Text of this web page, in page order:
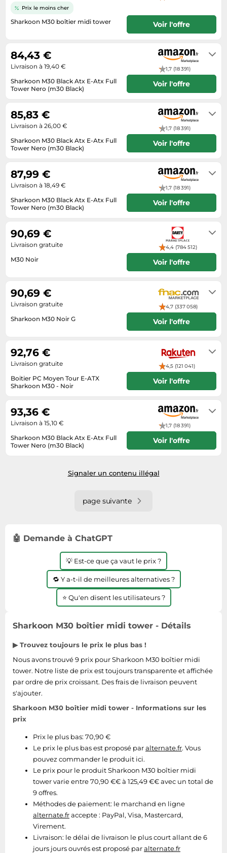
Tondeuses
Tronçonneuses
Tuyaux d'arrosage
Éclairage
Éviers
Jeux électroniques
Machines à coudre
Montres connectées
Médias
Ordinateurs portables
Photo
Plaques de cuisson
Robots de cuisine
Réfrigérateurs
Smartphones
Tablettes tactiles
Tondeuses cheveux & barbe
Télévision & vidéo
Électroménager
Vélos
Vélos biking
Équipement outdoor
Sharkoon M30 boîtier midi tower
Prix le moins cher
Voir l'offre
Sharkoon M30 Black Atx E-Atx Full
Tower Nero (m30 Black)
1,7 (18 391)
84,43 €
Livraison à 19,40 €
Voir l'offre
Sharkoon M30 Black Atx E-Atx Full
Tower Nero (m30 Black)
1,7 (18 391)
85,83 €
Livraison à 26,00 €
Voir l'offre
Sharkoon M30 Black Atx E-Atx Full
Tower Nero (m30 Black)
1,7 (18 391)
87,99 €
Livraison à 18,49 €
Voir l'offre
M30 Noir
4,4 (784 512)
90,69 €
Livraison gratuite
Voir l'offre
Sharkoon M30 Noir G
4,7 (337 058)
90,69 €
Livraison gratuite
Voir l'offre
Boitier PC Moyen Tour E-ATX
Sharkoon M30 - Noir
4,5 (121 041)
92,76 €
Livraison gratuite
Voir l'offre
Sharkoon M30 Black Atx E-Atx Full
Tower Nero (m30 Black)
1,7 (18 391)
93,36 €
Livraison à 15,10 €
Voir l'offre
page suivante
Signaler un contenu illégal
🤖 Demande à ChatGPT
💡 Est-ce que ça vaut le prix ?
🔁 Y a-t-il de meilleures alternatives ?
⭐ Qu'en disent les utilisateurs ?
Sharkoon M30 boîtier midi tower - Détails
▶ Trouvez toujours le prix le plus bas !
Nous avons trouvé 9 prix pour Sharkoon M30 boîtier midi
tower. Notre liste de prix est toujours transparente et affichée
par ordre de prix croissant. Des frais de livraison peuvent
s'ajouter.
Sharkoon M30 boîtier midi tower - Informations sur les
prix
Prix le plus bas: 70,90 €
Le prix le plus bas est proposé paralternate.fr. Vous
pouvez commander le produit ici.
Le prix pour le produit Sharkoon M30 boîtier midi
tower varie entre 70,90 €€ à 125,49 €€ avec un total de
9 offres.
Méthodes de paiement: le marchand en ligne
alternate.fraccepte : PayPal, Visa, Mastercard,
Virement.
Livraison: le délai de livraison le plus court allant de 6
jours jours ouvrés est proposé paralternate.fr